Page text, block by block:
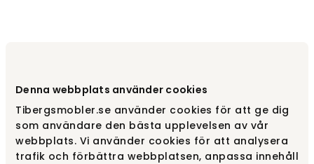
Denna webbplats använder cookies
Tibergsmobler.se använder cookies för att ge dig
som användare den bästa upplevelsen av vår
webbplats. Vi använder cookies för att analysera
trafik och förbättra webbplatsen, anpassa innehåll